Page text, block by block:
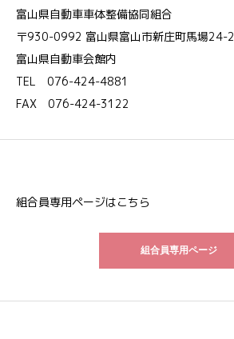
富山県自動車車体整備協同組合
〒930-0992 富山県富山市新庄町馬場24-2
富山県自動車会館内
TEL 076-424-4881
FAX 076-424-3122
組合員専用ページはこちら
組合員専用ページ